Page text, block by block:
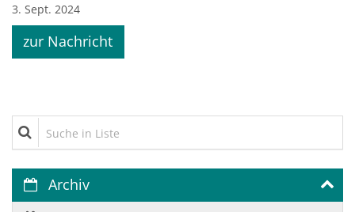
3. Sept. 2024
zur Nachricht
Suche in Liste
Archiv